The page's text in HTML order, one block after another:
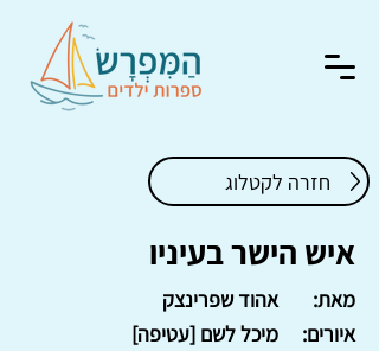
חזרה לקטלוג
איש הישר בעיניו
אהוד שפרינצק
מאת:
מיכל לשם [עטיפה]
איורים: